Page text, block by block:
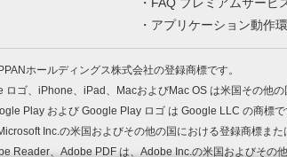
アプリケーション動作
ホールディングス株式会社の登録商標です。
ロゴ、iPhone、iPad、MacおよびMac OS は米国その他
Play および Google Play ロゴ は Google LLC の商標で
Inc.の米国およびその他の国における登録商標また
Reader、Adobe PDF は、Adobe Inc.の米国およびその